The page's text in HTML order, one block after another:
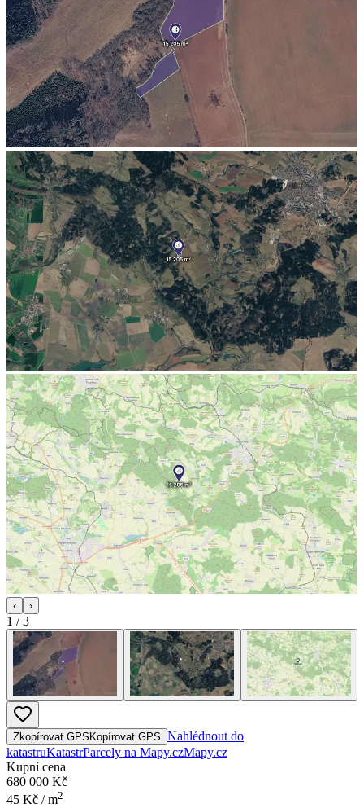
‹ ›
1 /3
Zkopírovat GPS Kopírovat GPS Nahlédnout do
katastruKatastrParcely na Mapy.czMapy.cz
Kupní cena
680 000 Kč
45 Kč / m2